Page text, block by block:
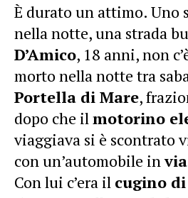
È durato un attimo. Uno
nella notte, una strada
D’Amico, 18 anni, non
morto nella notte tra
Portella di Mare,
dopo che ilmotorino
viaggiava si è scontrato
con un’automobile in
Con lui c’era il cugino